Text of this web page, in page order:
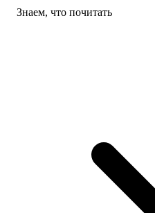
Знаем, что почитать